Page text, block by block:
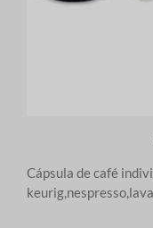
Cápsula de café